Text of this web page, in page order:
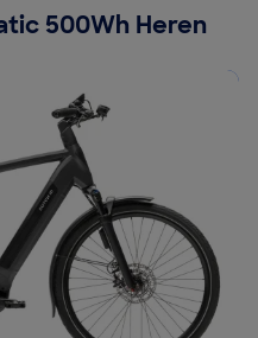
500Wh Heren